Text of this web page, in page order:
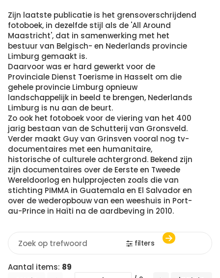
Zijn laatste publicatie is het grensoverschrijdend
fotoboek, in dezelfde stijl als de 'All Around
Maastricht', dat in samenwerking met het
bestuur van Belgisch- en Nederlands provincie
Limburg gemaakt is.
Daarvoor was er hard gewerkt voor de
Provinciale Dienst Toerisme in Hasselt om die
gehele provincie Limburg opnieuw
landschappelijk in beeld te brengen, Nederlands
Limburg is nu aan de beurt.
Zo ook het fotoboek voor de viering van het 400
jarig bestaan van de Schutterij van Gronsveld.
Verder maakt Guy van Grinsven vooral nog tv-
documentaires met een humanitaire,
historische of culturele achtergrond. Bekend zijn
zijn documentaires over de Eerste en Tweede
Wereldoorlog en hulpprojecten zoals die van
stichting PIMMA in Guatemala en El Salvador en
over de wederopbouw van een weeshuis in Port-
au-Prince in Haïti na de aardbeving in 2010.
filters
Aantal items: 89